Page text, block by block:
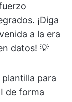
¡Diga
a la era
datos! 💡
para
de forma